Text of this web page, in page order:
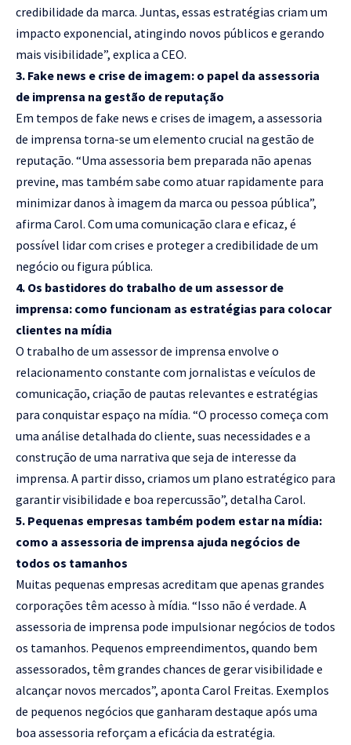
credibilidade da marca. Juntas, essas estratégias criam um
impacto exponencial, atingindo novos públicos e gerando
mais visibilidade”, explica a CEO.
3. Fake news e crise de imagem: o papel da assessoria
de imprensa na gestão de reputação
Em tempos de fake news e crises de imagem, a assessoria
de imprensa torna-se um elemento crucial na gestão de
reputação. “Uma assessoria bem preparada não apenas
previne, mas também sabe como atuar rapidamente para
minimizar danos à imagem da marca ou pessoa pública”,
afirma Carol. Com uma comunicação clara e eficaz, é
possível lidar com crises e proteger a credibilidade de um
negócio ou figura pública.
4. Os bastidores do trabalho de um assessor de
imprensa: como funcionam as estratégias para colocar
clientes na mídia
O trabalho de um assessor de imprensa envolve o
relacionamento constante com jornalistas e veículos de
comunicação, criação de pautas relevantes e estratégias
para conquistar espaço na mídia. “O processo começa com
uma análise detalhada do cliente, suas necessidades e a
construção de uma narrativa que seja de interesse da
imprensa. A partir disso, criamos um plano estratégico para
garantir visibilidade e boa repercussão”, detalha Carol.
5. Pequenas empresas também podem estar na mídia:
como a assessoria de imprensa ajuda negócios de
todos os tamanhos
Muitas pequenas empresas acreditam que apenas grandes
corporações têm acesso à mídia. “Isso não é verdade. A
assessoria de imprensa pode impulsionar negócios de todos
os tamanhos. Pequenos empreendimentos, quando bem
assessorados, têm grandes chances de gerar visibilidade e
alcançar novos mercados”, aponta Carol Freitas. Exemplos
de pequenos negócios que ganharam destaque após uma
boa assessoria reforçam a eficácia da estratégia.